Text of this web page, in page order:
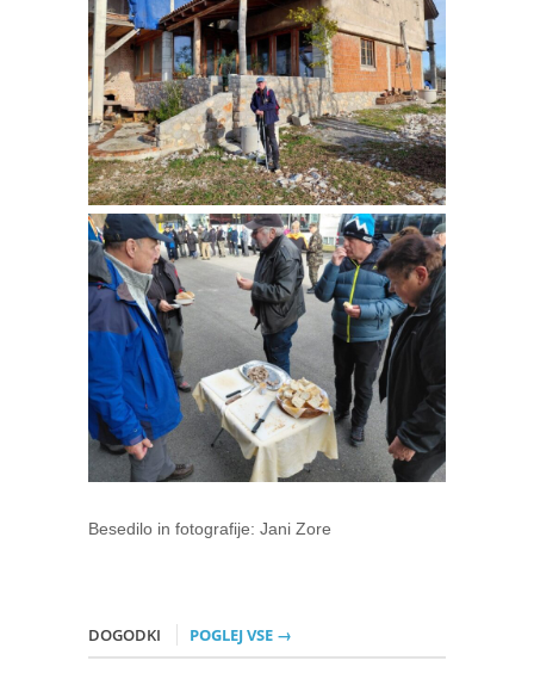
Besedilo in fotografije: Jani Zore
DOGODKI POGLEJ VSE →